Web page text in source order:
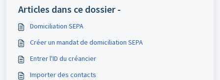
Articles dans ce dossier -
Domiciliation SEPA
Créer un mandat de domiciliation SEPA
Entrer l'ID du créancier
Importer des contacts